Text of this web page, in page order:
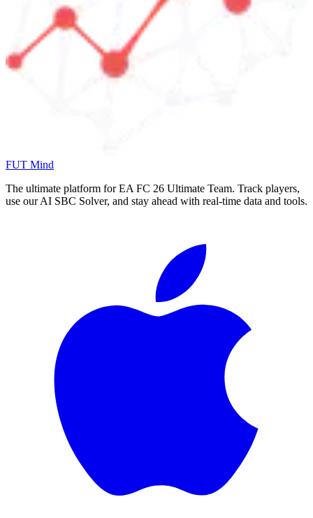
FUT Mind
The ultimate platform for EA FC 26 Ultimate Team. Track players,
use our AI SBC Solver, and stay ahead with real-time data and tools.